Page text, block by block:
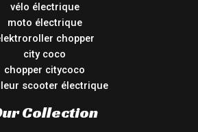
vélo électrique
moto électrique
chopper
city coco
chopper citycoco
scooter électrique
Collection